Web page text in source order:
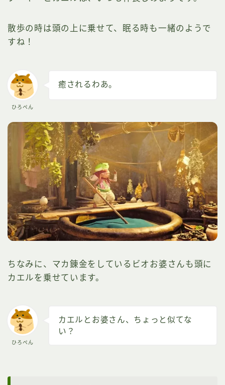
散歩の時は頭の上に乗せて、眠る時も一緒のようで
すね！
ひろぺん
癒されるわあ。
ちなみに、マカ錬金をしているビオお婆さんも頭に
カエルを乗せています。
ひろぺん
カエルとお婆さん、ちょっと似てな
い？